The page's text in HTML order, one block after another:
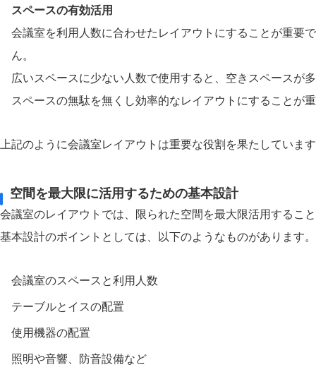
スペースの有効活用
会議室を利用人数に合わせたレイアウトにすることが重要
ん。
広いスペースに少ない人数で使用すると、空きスペースが
スペースの無駄を無くし効率的なレイアウトにすることが
上記のように会議室レイアウトは重要な役割を果たしていま
空間を最大限に活用するための基本設計
会議室のレイアウトでは、限られた空間を最大限活用するこ
基本設計のポイントとしては、以下のようなものがあります。
会議室のスペースと利用人数
テーブルとイスの配置
使用機器の配置
照明や音響、防音設備など